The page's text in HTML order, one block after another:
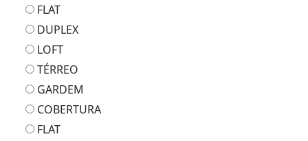
FLAT
DUPLEX
LOFT
TÉRREO
GARDEM
COBERTURA
FLAT